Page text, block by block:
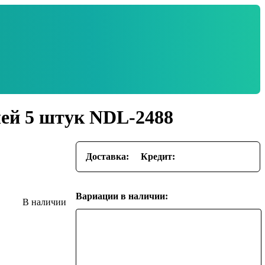
5 штук NDL-2488
Доставка: Кредит:
Вариации в наличии: